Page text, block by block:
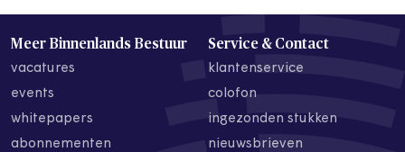
Meer Binnenlands Bestuur
vacatures
events
whitepapers
abonnementen
Service & Contact
klantenservice
colofon
ingezonden stukken
nieuwsbrieven